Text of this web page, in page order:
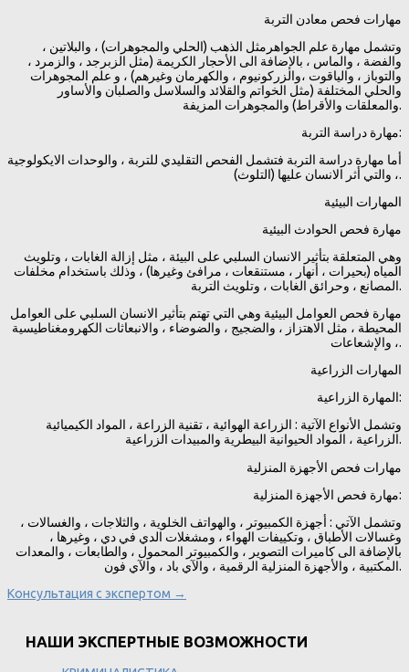
مهارات فحص معادن التربة
وتشمل مهارة علم الجواهرمثل الذهب (الحلي والمجوهرات) ، والبلاتين ،
والفضة ، والماس ، بالإضافة الى الأحجار الكريمة (مثل الزبرجد ، والزمرد ،
والتوباز ، والياقوت ،والزركونيوم ، والكهرمان وغيرهم) ، و علم المجوهرات
والحلي المختلفة (مثل الخواتم والقلائد والسلاسل والصلبان والأساور
والمعلقات والأقراط) والمجوهرات المزيفة.
مهارة دراسة التربة:
أما مهارة دراسة التربة فتشمل الفحص التقليدي للتربة ، والوحدات الايكولوجية
، والتي أثر الانسان عليها (التلوث).
المهارات البيئية
مهارة فحص الحوادث البيئية
وهي المتعلقة بتأثير الانسان السلبي على البيئة ، مثل إزالة الغابات ، وتلويث
المياه (بحيرات ، أنهار ، مستنقعات ، مرافئ وغيرها) ، وذلك باستخدام مخلفات
المصانع ، وحرائق الغابات ، وتلويث التربة.
مهارة فحص العوامل البيئية وهي التي تهتم بتأثير الانسان السلبي على العوامل
المحيطة ، مثل الاهتزاز ، والضجيج ، والضوضاء ، والانبعاثات الكهرومغناطيسية
، والإشعاعات.
المهارات الزراعية
المهارة الزراعية:
وتشمل الأنواع الآتية : الزراعة الهوائية ، تقنية الزراعة ، المواد الكيميائية
الزراعية ، المواد الحيوانية البيطرية والمبيدات الزراعية.
مهارات فحص الأجهزة المنزلية
مهارة فحص الأجهزة المنزلية:
وتشمل الآتي : أجهزة الكمبيوتر ، والهواتف الخلوية ، والثلاجات ، والغسالات ،
وغسالات الأطباق ، وتكييفات الهواء ، ومشغلات الدي في دي ، وغيرها ،
بالإضافة الى كاميرات التصوير ، والكمبيوتر المحمول ، والطابعات ، والمعدات
المكتبية ، والأجهزة المنزلية الرقمية ، والآي باد ، والآي فون.
Консультация с экспертом →
НАШИ ЭКСПЕРТНЫЕ ВОЗМОЖНОСТИ